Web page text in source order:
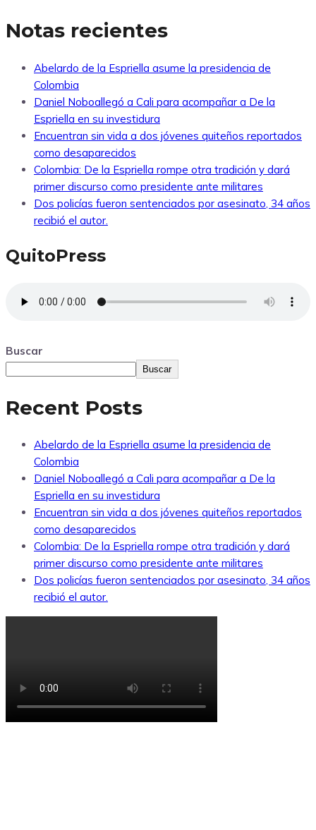
Notas recientes
Abelardo de la Espriella asume la presidencia de
Colombia
Daniel Noboallegó a Cali para acompañar a De la
Espriella en su investidura
Encuentran sin vida a dos jóvenes quiteños reportados
como desaparecidos
Colombia: De la Espriella rompe otra tradición y dará
primer discurso como presidente ante militares
Dos policías fueron sentenciados por asesinato, 34 años
recibió el autor.
QuitoPress
Buscar
Buscar
Recent Posts
Abelardo de la Espriella asume la presidencia de
Colombia
Daniel Noboallegó a Cali para acompañar a De la
Espriella en su investidura
Encuentran sin vida a dos jóvenes quiteños reportados
como desaparecidos
Colombia: De la Espriella rompe otra tradición y dará
primer discurso como presidente ante militares
Dos policías fueron sentenciados por asesinato, 34 años
recibió el autor.